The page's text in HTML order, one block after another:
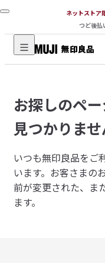
ネットストア
つど後払
無
品
ネ
ッ
ト
ス
ト
ア
お探しのペ
見つかりま
いつも無印良品をご
います。 お客さまの
前が変更された、ま
ます。